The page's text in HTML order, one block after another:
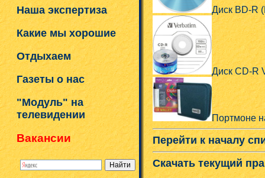
Наша экспертиза
Какие мы хорошие
Отдыхаем
Газеты о нас
"Модуль" на
телевидении
Вакансии
Диск BD-R
Диск CD-R
Портмоне
Перейти к началу
Скачать текущий